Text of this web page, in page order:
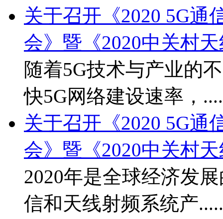
关于召开《2020 5G通
会》暨《2020中关村
随着5G技术与产业的
快5G网络建设速率，
关于召开《2020 5G通
会》暨《2020中关村
2020年是全球经济发
信和天线射频系统产.....